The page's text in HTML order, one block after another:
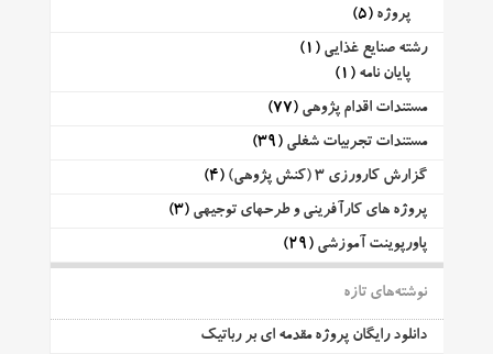
پروژه (5)
رشته صنایع غذایی (1)
پایان نامه (1)
مستندات اقدام پژوهی (77)
مستندات تجربیات شغلی (39)
گزارش کارورزی 3 (کنش پژوهی)
(4)
پروژه های کارآفرینی و طرحهای توجیهی (3)
پاورپوینت آموزشی (29)
نوشته‌های تازه
دانلود رایگان پروژه مقدمه ای بر رباتیک